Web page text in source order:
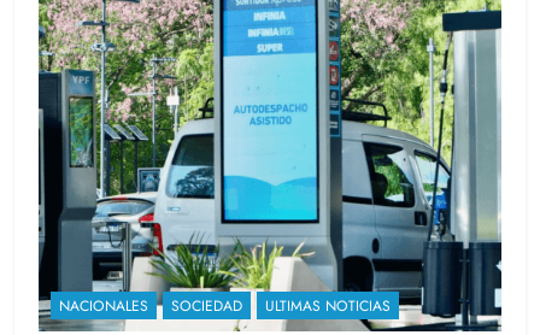
NACIONALES SOCIEDAD ULTIMAS NOTICIAS